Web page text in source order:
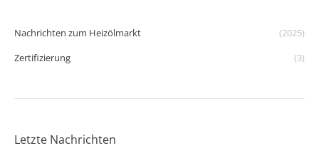
Nachrichten zum Heizölmarkt
(2025)
Zertifizierung
(3)
Letzte Nachrichten